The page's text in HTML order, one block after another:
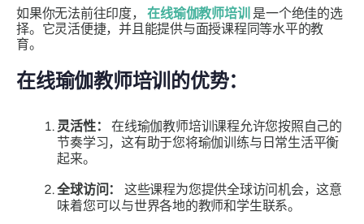
如果你无法前往印度，在线瑜伽教师培训 是一个绝佳的选
择。它灵活便捷，并且能提供与面授课程同等水平的教
育。
在线瑜伽教师培训的优势：
灵活性：
在线瑜伽教师培训课程允许您按照自己的
节奏学习，这有助于您将瑜伽训练与日常生活平衡
起来。
全球访问：
这些课程为您提供全球访问机会，这意
味着您可以与世界各地的教师和学生联系。